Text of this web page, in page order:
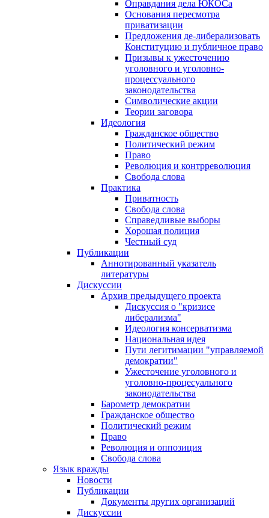
Оправдания дела ЮКОСа
Основания пересмотра
приватизации
Предложения де-либерализовать
Конституцию и публичное право
Призывы к ужесточению
уголовного и уголовно-
процессуального
законодательства
Символические акции
Теории заговора
Идеология
Гражданское общество
Политический режим
Право
Революция и контрреволюция
Свобода слова
Практика
Приватность
Свобода слова
Справедливые выборы
Хорошая полиция
Честный суд
Публикации
Аннотированный указатель
литературы
Дискуссии
Архив предыдущего проекта
Дискуссия о "кризисе
либерализма"
Идеология консерватизма
Национальная идея
Пути легитимации "управляемой
демократии"
Ужесточение уголовного и
уголовно-процесуального
законодательства
Барометр демократии
Гражданское общество
Политический режим
Право
Революция и оппозиция
Свобода слова
Язык вражды
Новости
Публикации
Документы других организаций
Дискуссии